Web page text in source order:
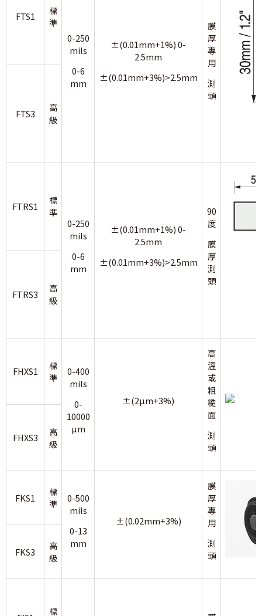
FTS1
標
準
0-250
mils
0-6
mm
±(0.01mm+1%) 0-
2.5mm
±(0.01mm+3%)>2.5mm
膜
厚
專
用
測
頭
FTS3
高
級
FTRS1
標
準
0-250
mils
0-6
mm
±(0.01mm+1%) 0-
2.5mm
±(0.01mm+3%)>2.5mm
90
度
膜
厚
測
頭
FTRS3
高
級
FHXS1
標
準
0-400
mils
0-
10000
µm
±(2µm+3%)
高
溫
或
粗
糙
面
測
頭
FHXS3
高
級
FKS1
標
準
0-500
mils
0-13
mm
±(0.02mm+3%)
膜
厚
專
用
測
頭
FKS3
高
級
標